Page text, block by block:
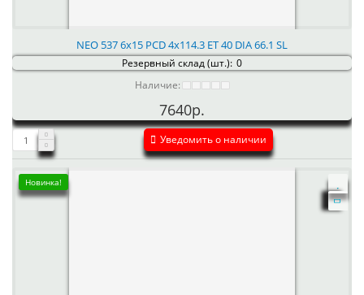
NEO 537 6x15 PCD 4x114.3 ET 40 DIA 66.1 SL
Резервный склад (шт.): 0
Наличие:
7640р.
Уведомить о наличии
Новинка!